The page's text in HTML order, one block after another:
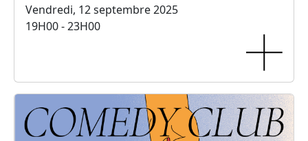
Vendredi, 12 septembre 2025
19H00 - 23H00